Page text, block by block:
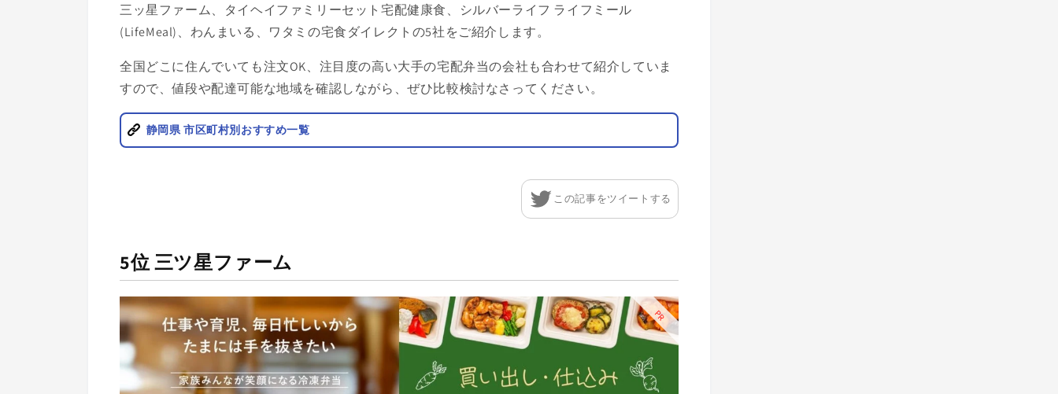
三ッ星ファーム、タイヘイファミリーセット宅配健康食、
シルバーライフ ライフミール
(LifeMeal)、 わんまいる、ワタミの宅食ダイレクトの5社をご紹介します。
全国どこに住んでいても注文OK、注目度の高い大手の宅配弁当の会社も合わせて紹介していま
すので、値段や配達可能な地域を確認しながら、ぜひ比較検討なさってください。
静岡県 市区町村別おすすめ一覧
この記事をツイートする
5位 三ツ星ファーム
PR